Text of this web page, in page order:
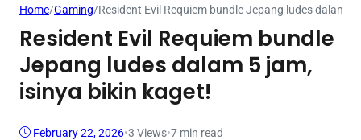
Home/Gaming/Resident Evil Requiem bundle Jepang ludes dalam
Resident Evil Requiem bundle
Jepang ludes dalam 5 jam,
isinya bikin kaget!
February 22, 2026•3 Views•7 min read